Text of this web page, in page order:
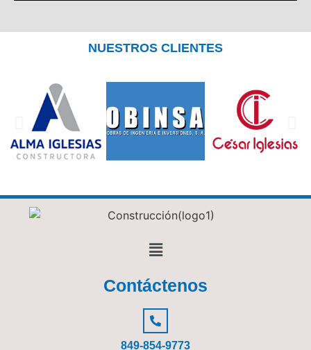
NUESTROS CLIENTES
Contáctenos
849-854-9773